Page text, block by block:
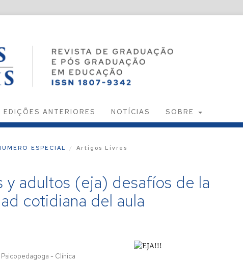
EDIÇÕES ANTERIORES NOTÍCIAS SOBRE
ESPECIAL / Artigos Livres
y adultos (eja) desafíos de la
cotidiana del aula
- Clínica